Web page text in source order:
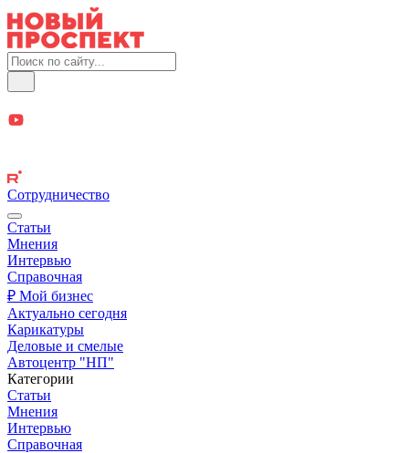
Сотрудничество
Статьи
Мнения
Интервью
Справочная
₽ Мой бизнес
Актуально сегодня
Карикатуры
Деловые и смелые
Автоцентр "НП"
Категории
Статьи
Мнения
Интервью
Справочная